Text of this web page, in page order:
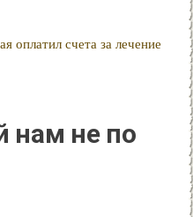
оплатил счета за лечение
нам не по